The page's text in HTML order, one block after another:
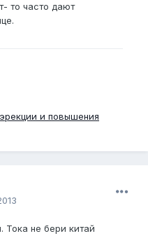
то часто дают
и повышения
Тока не бери китай